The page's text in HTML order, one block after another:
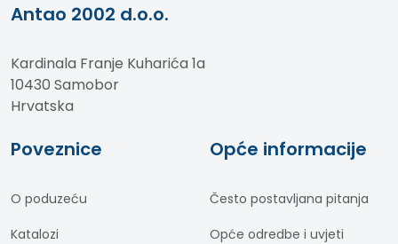
Antao 2002 d.o.o.
Kardinala Franje Kuharića 1a
10430 Samobor
Hrvatska
Poveznice
O poduzeću
Katalozi
Opće informacije
Često postavljana pitanja
Opće odredbe i uvjeti